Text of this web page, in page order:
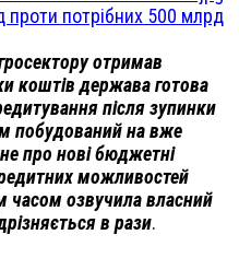
проти потрібних 500 млрд
отримав
коштів держава готова
після зупинки
побудований на вже
про нові бюджетні
можливостей
часом озвучила власний
в рази.